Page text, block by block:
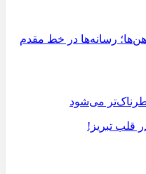
رسانه‌ها در خط مقدم
می‌شود
قلب تبریز!